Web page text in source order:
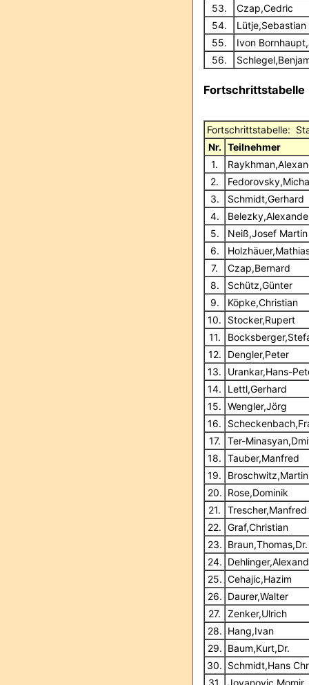
53.
Czap,Cedric
54.
Lütje,Sebastian
55.
Ivon
56.
Fortschrittstabelle
Fortschrittstabelle:
Nr. Teilnehmer
1.
2.
3.
Schmidt,Gerhard
4.
5.
Neiß,Josef Martin
6.
7.
Czap,Bernard
8.
Schütz,Günter
9.
Köpke,Christian
10.
Stocker,Rupert
11.
12.
Dengler,Peter
13.
Urankar,Hans-
14.
Lettl,Gerhard
15. Wengler,Jörg
16.
17.
Ter-
18. Tauber,Manfred
19.
Broschwitz,Martin
20. Rose,Dominik
21.
Trescher,Manfred
22. Graf,Christian
23. Braun,Thomas,Dr.
24. Dehlinger,Alexand
25. Cehajic,Hazim
26. Daurer,Walter
27.
Zenker,Ulrich
28. Hang,Ivan
29. Baum,Kurt,Dr.
30. Schmidt,Hans
31.
Jovanovic,Momir